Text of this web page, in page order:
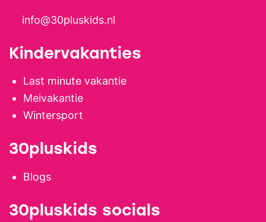
info@30pluskids.nl
Kindervakanties
Last minute vakantie
Meivakantie
Wintersport
30pluskids
Blogs
30pluskids socials